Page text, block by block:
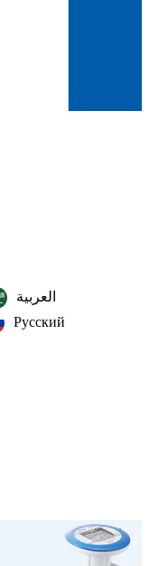
العربية‏
Русский